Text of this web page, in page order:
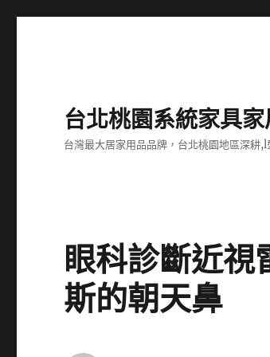
台北桃園系統家具
台灣最大居家用品品牌，台北桃園地區深耕
眼科診斷近
斯的朝天鼻